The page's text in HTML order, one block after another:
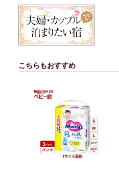
こちらもおすすめ